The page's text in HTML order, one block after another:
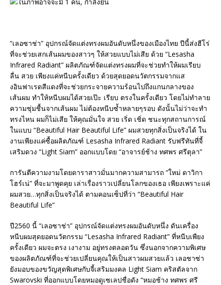
“เลอซาช่า” อุปกรณ์จัดแต่งทรงผมอันดับหนึ่งของเมืองไทย ปีนี้ส่งฮีโร่
ที่จะช่วยเสกเส้นผมของสาวๆ ให้สวยแบบไม่เสีย ด้วย “Lesasha
Infrared Radiant” ผลิตภัณฑ์จัดแต่งทรงผมที่จะช่วยทำให้ผมเรียบ
ลื่น สวย เพียงแค่หนีบครั้งเดียว ด้วยสุดยอดนวัตกรรมจากแส
งอินฟาเรดสีแดงที่จะช่วยกระจายความร้อนไปถึงแกนกลางของ
เส้นผม ทำให้หนีบผมได้สวยเป๊ะ เรียบ ตรงในครั้งเดียว โดยไม่ทำลาย
ความชุ่มชื้นจากเส้นผม ไม่ต้องหนีบซ้ำหลายๆรอบ ดังนั้นไม่ว่าจะทำ
ทรงไหน ผมก็ไม่เสีย ให้คุณมั่นใจ สวย เริ่ด เชิ่ด ชนะทุกสถานการณ์
ในแบบ “Beautiful Hair Beautiful Life” ผมสวยทุกสิ่งเป็นจริงได้ ใน
งานเพียงแค่ซื้อผลิตภัณฑ์ Lesasha Infrared Radiant รับฟรีทันที่จี้
เสริมดวง “Light Siam” ออกแบบโดย “อาจารย์ช้าง ทศพร ศรีตุลา”
การันตีความงามโดยดาราสาวมั่นมากความสามารถ “ใหม่ ดาวิกา
โฮร์เน่” ที่จะมาพูดคุย เล่าเรื่องราวเปลี่ยนโลกของเธอ เพียงเพราะแค่
ผมสวย…ทุกสิ่งเป็นจริงได้ ตามคอนเซ็ปที่ว่า “Beautiful Hair
Beautiful Life”
ปี2560 นี้ “เลอซาช่า” อุปกรณ์จัดแต่งทรงผมอันดับหนึ่ง ดันเครื่อง
หนีบผมสุดยอดนวัตกรรม “Lesasha Infrared Radiant” ที่หนีบเพียง
ครั้งเดียว ผมจะตรง เงางาม อยู่ทรงตลอดวัน ซึ่งนอกจากความพิเศษ
ของผลิตภัณฑ์ที่จะช่วยเปลี่ยนคุณให้เป็นสาวผมสวยแล้ว เลอชาซ่า
ยังมอบของขวัญสุดพิเศษกับจี้เสริมมงคล Light Siam คริสตัลจาก
Swarovski ที่ออกแบบโดยหมอดูเซเลปชื่อดัง “หมอช้าง ทศพร ศรี